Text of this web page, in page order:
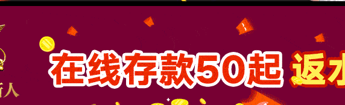
序目录中。
原因6：站点使用了伪静态
解决办法：